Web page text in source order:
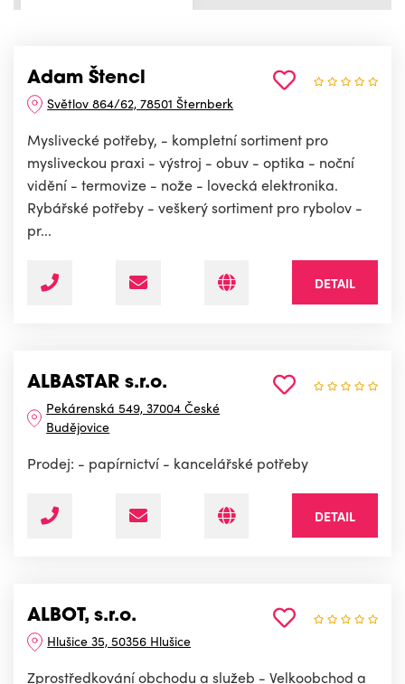
Adam Štencl
Světlov 864/62, 78501 Šternberk
Myslivecké potřeby, - kompletní sortiment pro
mysliveckou praxi - výstroj - obuv - optika - noční
vidění - termovize - nože - lovecká elektronika.
Rybářské potřeby - veškerý sortiment pro rybolov -
pr...
DETAIL
ALBASTAR s.r.o.
Pekárenská 549, 37004 České
Budějovice
Prodej: - papírnictví - kancelářské potřeby
DETAIL
ALBOT, s.r.o.
Hlušice 35, 50356 Hlušice
Zprostředkování obchodu a služeb - Velkoobchod a